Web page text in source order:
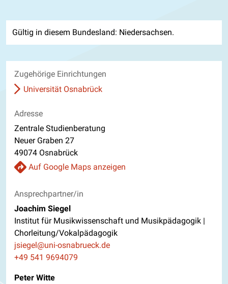
Gültig in diesem Bundesland: Niedersachsen.
Zugehörige Einrichtungen
Universität Osnabrück
Adresse
Zentrale Studienberatung
Neuer Graben 27
49074 Osnabrück
Auf Google Maps anzeigen
Ansprechpartner/in
Joachim Siegel
Institut für Musikwissenschaft und Musikpädagogik |
Chorleitung/Vokalpädagogik
E-Mail
jsiegel@uni-osnabrueck.de
Telefon
+49 541 9694079
Peter Witte